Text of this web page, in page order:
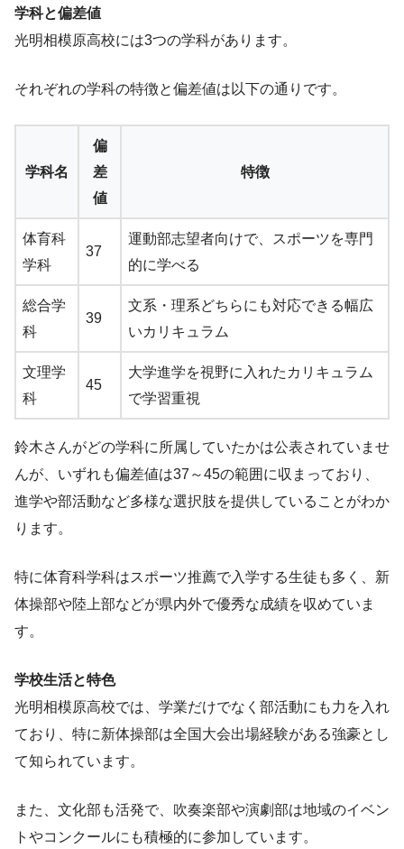
学科と偏差値
光明相模原高校には3つの学科があります。
それぞれの学科の特徴と偏差値は以下の通りです。
学科名
偏
差
値
特徴
体育科
学科
37
運動部志望者向けで、スポーツを専門
的に学べる
総合学
科
39
文系・理系どちらにも対応できる幅広
いカリキュラム
文理学
科
45
大学進学を視野に入れたカリキュラム
で学習重視
鈴木さんがどの学科に所属していたかは公表されていませ
んが、いずれも偏差値は37～45の範囲に収まっており、
進学や部活動など多様な選択肢を提供していることがわか
ります。
特に体育科学科はスポーツ推薦で入学する生徒も多く、新
体操部や陸上部などが県内外で優秀な成績を収めていま
す。
学校生活と特色
光明相模原高校では、学業だけでなく部活動にも力を入れ
ており、特に新体操部は全国大会出場経験がある強豪とし
て知られています。
また、文化部も活発で、吹奏楽部や演劇部は地域のイベン
トやコンクールにも積極的に参加しています。